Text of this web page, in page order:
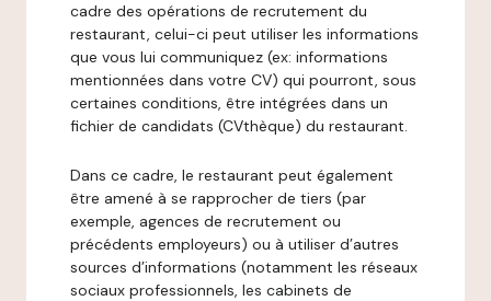
cadre des opérations de recrutement du
restaurant, celui-ci peut utiliser les informations
que vous lui communiquez (ex: informations
mentionnées dans votre CV) qui pourront, sous
certaines conditions, être intégrées dans un
fichier de candidats (CVthèque) du restaurant.
Dans ce cadre, le restaurant peut également
être amené à se rapprocher de tiers (par
exemple, agences de recrutement ou
précédents employeurs) ou à utiliser d’autres
sources d’informations (notamment les réseaux
sociaux professionnels, les cabinets de